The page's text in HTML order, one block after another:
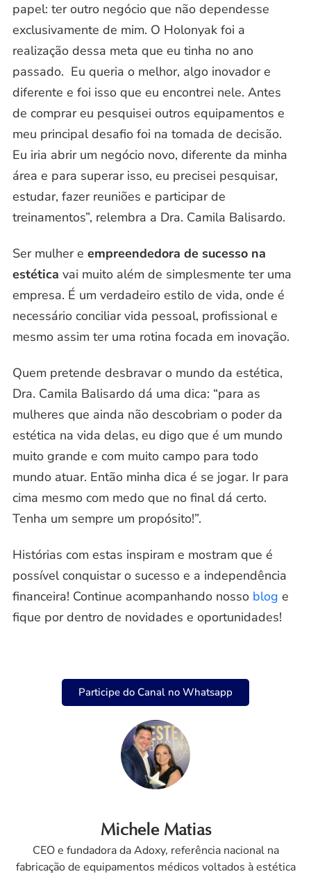
papel: ter outro negócio que não dependesse
exclusivamente de mim. O Holonyak foi a
realização dessa meta que eu tinha no ano
passado. Eu queria o melhor, algo inovador e
diferente e foi isso que eu encontrei nele. Antes
de comprar eu pesquisei outros equipamentos e
meu principal desafio foi na tomada de decisão.
Eu iria abrir um negócio novo, diferente da minha
área e para superar isso, eu precisei pesquisar,
estudar, fazer reuniões e participar de
treinamentos”, relembra a Dra. Camila Balisardo.
Ser mulher e empreendedora de sucesso na
estética vai muito além de simplesmente ter uma
empresa. É um verdadeiro estilo de vida, onde é
necessário conciliar vida pessoal, profissional e
mesmo assim ter uma rotina focada em inovação.
Quem pretende desbravar o mundo da estética,
Dra. Camila Balisardo dá uma dica: “para as
mulheres que ainda não descobriam o poder da
estética na vida delas, eu digo que é um mundo
muito grande e com muito campo para todo
mundo atuar. Então minha dica é se jogar. Ir para
cima mesmo com medo que no final dá certo.
Tenha um sempre um propósito!”.
Histórias com estas inspiram e mostram que é
possível conquistar o sucesso e a independência
financeira! Continue acompanhando nosso blog e
fique por dentro de novidades e oportunidades!
Participe do Canal no Whatsapp
Michele Matias
CEO e fundadora da Adoxy, referência nacional na
fabricação de equipamentos médicos voltados à estética